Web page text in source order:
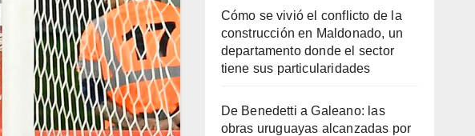
Cómo se vivió el conflicto de la
construcción en Maldonado, un
departamento donde el sector
tiene sus particularidades
De Benedetti a Galeano: las
obras uruguayas alcanzadas por